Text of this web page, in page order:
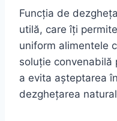
Funcția de
utilă, care îți
uniform alimentele
soluție convenabilă
a evita așteptarea
dezghețarea